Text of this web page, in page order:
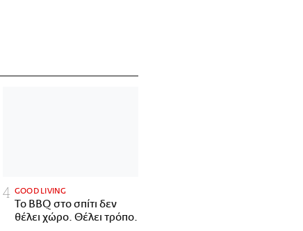
GOOD LIVING
Το BBQ στο σπίτι δεν
θέλει χώρο. Θέλει τρόπο.